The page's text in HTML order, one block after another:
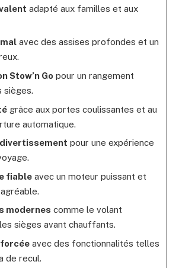
adapté aux familles et aux
avec des assises profondes et un
Stow’n Go pour un rangement
sièges.
grâce aux portes coulissantes et au
automatique.
pour une expérience
fiableavec un moteur puissant et
modernes comme le volant
sièges avant chauffants.
avec des fonctionnalités telles
de recul.